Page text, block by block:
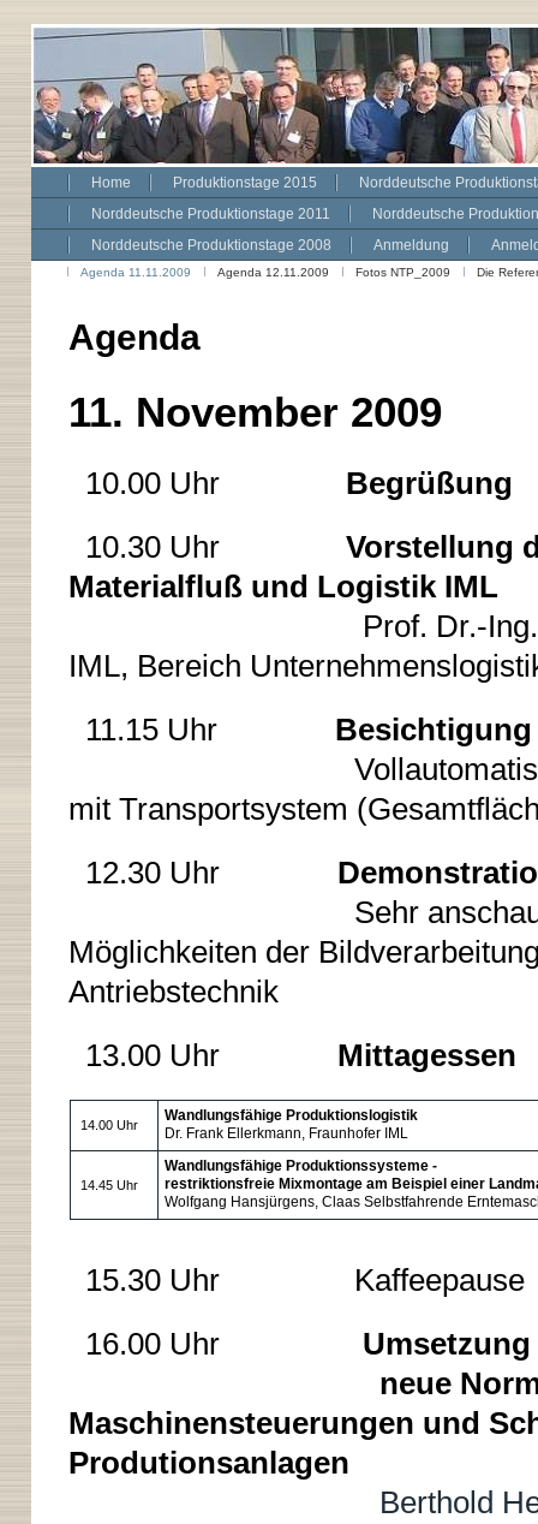
Home Produktionstage 2015
Norddeutsche
Norddeutsche Produktionstage 2011
Norddeutsche
Norddeutsche Produktionstage 2008
Anmeldung
Agenda 11.11.2009 Agenda 12.11.2009 Fotos NTP_2009 Die
Agenda
11. November 2009
10.00 Uhr
Begrüßung
10.30 Uhr Vorstellung
Materialfluß und Logistik IML
Prof. Dr.-Ing. Axel
IML, Bereich
11.15 Uhr
Vollautomatisches -
mit Transportsystem
12.30 Uhr
Sehr anschauliches
Möglichkeiten der
Antriebstechnik
13.00 Uhr
Mittagessen
14.00 Uhr
Wandlungsfähige Produktionslogistik
Dr. Frank Ellerkmann, Fraunhofer IML
14.45 Uhr
Wandlungsfähige Produktionssysteme -
restriktionsfreie Mixmontage am Beispiel einer
Wolfgang Hansjürgens, Claas Selbstfahrende
15.30 Uhr Kaffeepause
16.00 Uhr
neue Norm zur
Maschinensteuerungen und
Produtionsanlagen
Berthold Heinke;